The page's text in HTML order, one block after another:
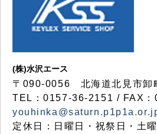
(株)水沢エース
〒090-0056 北海道北見市卸
TEL：0157-36-2151 / FAX
定休日：日曜日・祝祭日・土